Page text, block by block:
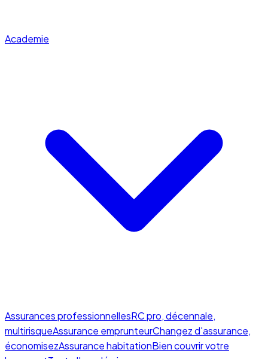
Academie
Assurances professionnellesRC pro, décennale,
multirisqueAssurance emprunteurChangez d'assurance,
économisezAssurance habitationBien couvrir votre